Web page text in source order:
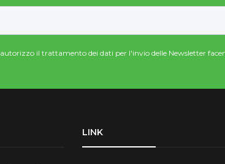
, autorizzo il trattamento dei dati per l'invio delle Newsletter
LINK